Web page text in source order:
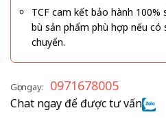
TCF cam kết bảo hành
bù sản phẩm phù hợp nếu
chuyển.
Gọi ngay: 0971678005
Chat ngay để được tư vấn